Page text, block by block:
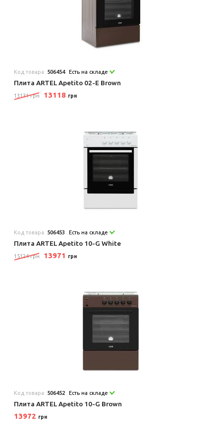
Код товара: 506454 Есть на складе
Плита ARTEL Apetito 02-E Brown
13131 грн 13118 грн
Код товара: 506453 Есть на складе
Плита ARTEL Apetito 10-G White
15124 грн 13971 грн
Код товара: 506452 Есть на складе
Плита ARTEL Apetito 10-G Brown
13972 грн